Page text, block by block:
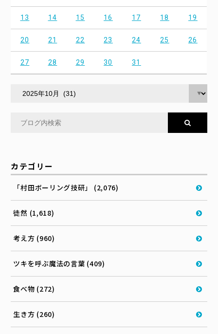
13 14 15 16 17 18 19
20 21 22 23 24 25 26
27 28 29 30 31
カテゴリー
「村田ボーリング技研」 (2,076)
徒然 (1,618)
考え方 (960)
ツキを呼ぶ魔法の言葉 (409)
食べ物 (272)
生き方 (260)